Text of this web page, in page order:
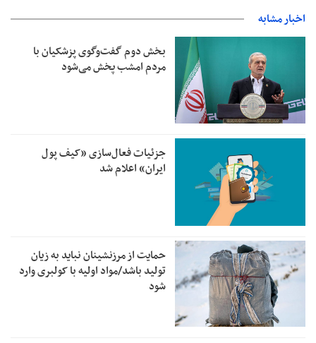
اخبار مشابه
بخش دوم گفت‌وگوی پزشکیان با
مردم امشب پخش می‌شود
جزئیات فعال‌سازی «کیف پول
ایران» اعلام شد
حمایت از مرزنشینان نباید به زیان
تولید باشد/مواد اولیه با کولبری وارد
شود